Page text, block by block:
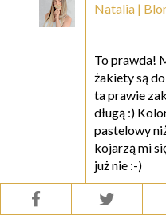
Natalia |
To prawda!
żakiety są
ta prawie
długą :)
pastelowy
kojarzą mi
już nie :-)